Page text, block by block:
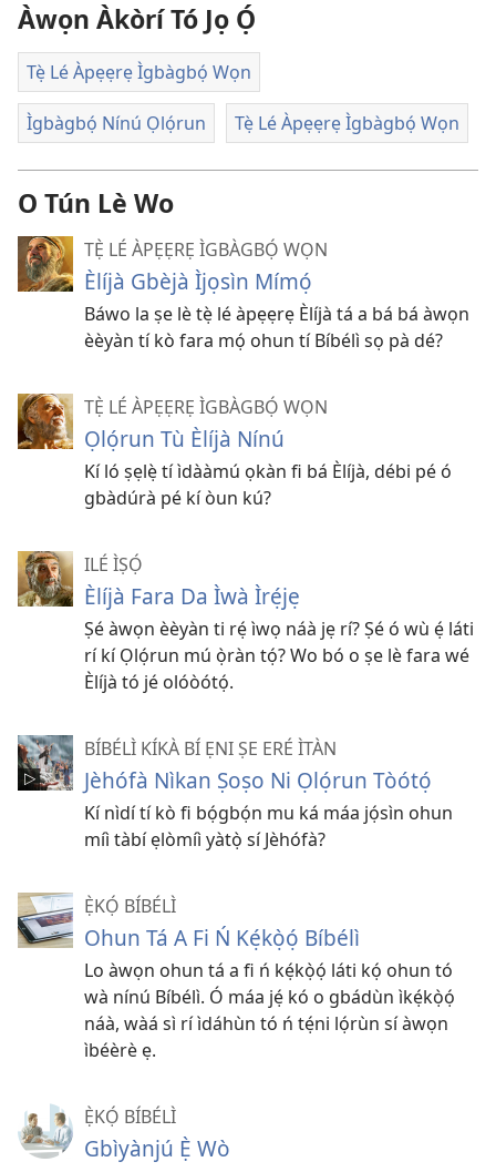
Àwọn Àkòrí Tó Jọ Ọ́
Tẹ̀ Lé Àpẹẹrẹ Ìgbàgbọ́ Wọn
Ìgbàgbọ́ Nínú Ọlọ́run Tẹ̀ Lé Àpẹẹrẹ Ìgbàgbọ́ Wọn
O Tún Lè Wo
TẸ̀ LÉ ÀPẸẸRẸ ÌGBÀGBỌ́ WỌN
Èlíjà Gbèjà Ìjọsìn Mímọ́
Báwo la ṣe lè tẹ̀ lé àpẹẹrẹ Èlíjà tá a bá bá àwọn
èèyàn tí kò fara mọ́ ohun tí Bíbélì sọ pà dé?
TẸ̀ LÉ ÀPẸẸRẸ ÌGBÀGBỌ́ WỌN
Ọlọ́run Tù Èlíjà Nínú
Kí ló ṣẹlẹ̀ tí ìdààmú ọkàn fi bá Èlíjà, débi pé ó
gbàdúrà pé kí òun kú?
ILÉ ÌṢỌ́
Èlíjà Fara Da Ìwà Ìrẹ́jẹ
Ṣé àwọn èèyàn ti rẹ́ ìwọ náà jẹ rí? Ṣé ó wù ẹ́ láti
rí kí Ọlọ́run mú ọ̀ràn tọ́? Wo bó o ṣe lè fara wé
Èlíjà tó jé olóòótọ́.
BÍBÉLÌ KÍKÀ BÍ ẸNI ṢE ERÉ ÌTÀN
Jèhófà Nìkan Ṣoṣo Ni Ọlọ́run Tòótọ́
Kí nìdí tí kò fi bọ́gbọ́n mu ká máa jọ́sìn ohun
míì tàbí ẹlòmíì yàtọ̀ sí Jèhófà?
Ẹ̀KỌ́ BÍBÉLÌ
Ohun Tá A Fi Ń Kẹ́kọ̀ọ́ Bíbélì
Lo àwọn ohun tá a fi ń kẹ́kọ̀ọ́ láti kọ́ ohun tó
wà nínú Bíbélì. Ó máa jẹ́ kó o gbádùn ìkẹ́kọ̀ọ́
náà, wàá sì rí ìdáhùn tó ń tẹ́ni lọ́rùn sí àwọn
ìbéèrè ẹ.
Ẹ̀KỌ́ BÍBÉLÌ
Gbìyànjú Ẹ̀ Wò